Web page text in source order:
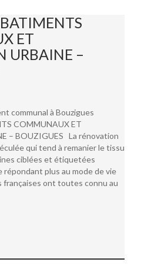
ET
URBAINE –
communal à Bouzigues
COMMUNAUX ET
– BOUZIGUES La rénovation
qui tend à remanier le tissu
ciblées et étiquetées
répondant plus au mode de vie
françaises ont toutes connu au